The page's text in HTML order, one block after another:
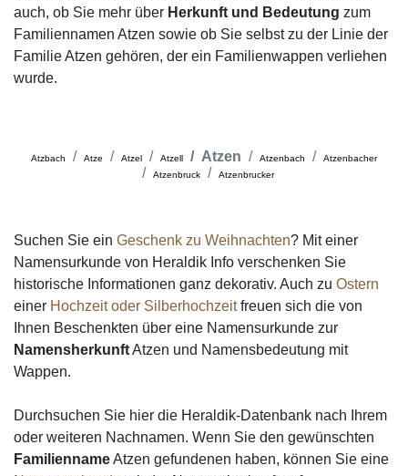
auch, ob Sie mehr über Herkunft und Bedeutung zum
Familiennamen Atzen sowie ob Sie selbst zu der Linie der
Familie Atzen gehören, der ein Familienwappen verliehen
wurde.
Atzbach Atze Atzel Atzell Atzen Atzenbach
Atzenbacher
Atzenbruck
Atzenbrucker
Suchen Sie ein Geschenk zu Weihnachten? Mit einer
Namensurkunde von Heraldik Info verschenken Sie
historische Informationen ganz dekorativ. Auch zu Ostern
einer Hochzeit oder Silberhochzeitfreuen sich die von
Ihnen Beschenkten über eine Namensurkunde zur
NamensherkunftAtzen und Namensbedeutung mit
Wappen.
Durchsuchen Sie hier die Heraldik-Datenbank nach Ihrem
oder weiteren Nachnamen. Wenn Sie den gewünschten
FamiliennameAtzen gefundenen haben, können Sie eine